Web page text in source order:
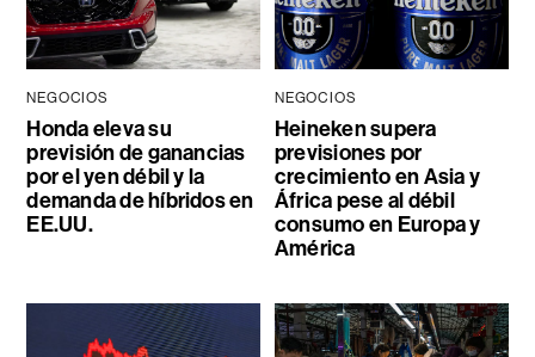
NEGOCIOS
Honda eleva su
previsión de ganancias
por el yen débil y la
demanda de híbridos en
EE.UU.
NEGOCIOS
Heineken supera
previsiones por
crecimiento en Asia y
África pese al débil
consumo en Europa y
América